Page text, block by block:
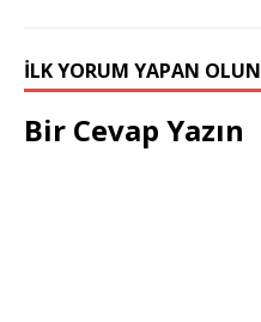
İLK YORUM YAPAN OLUN
Bir Cevap Yazın